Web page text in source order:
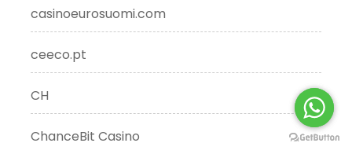
casinoeurosuomi.com
ceeco.pt
CH
ChanceBit Casino